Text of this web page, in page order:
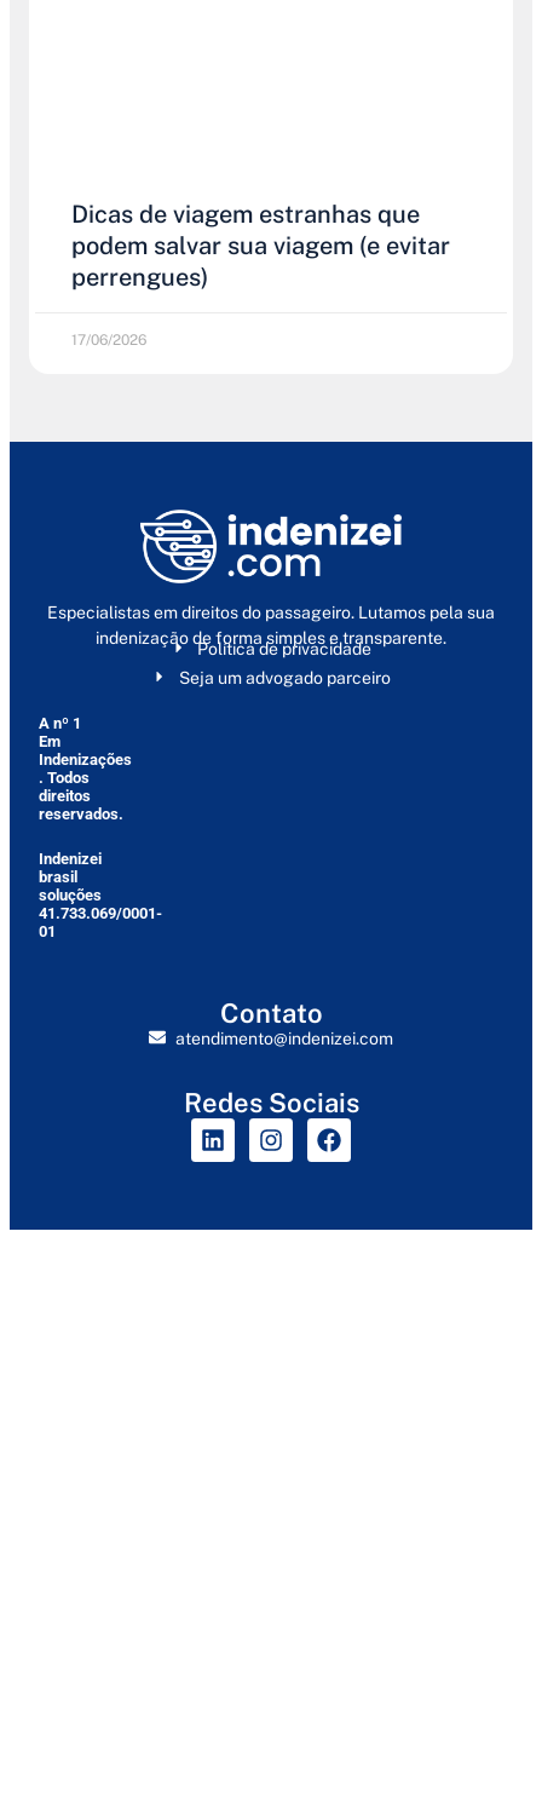
Dicas de viagem estranhas que
podem salvar sua viagem (e evitar
perrengues)
17/06/2026
Especialistas em direitos do passageiro. Lutamos pela sua
indenização de forma simples e transparente.
Política de privacidade
Seja um advogado parceiro
A nº 1
Em
Indenizações
. Todos
direitos
reservados.
Indenizei
brasil
soluções
41.733.069/0001-
01
Contato
atendimento@indenizei.com
Redes Sociais